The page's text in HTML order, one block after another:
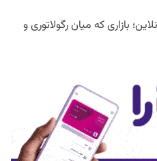
بازاری که میان رگولاتوری و